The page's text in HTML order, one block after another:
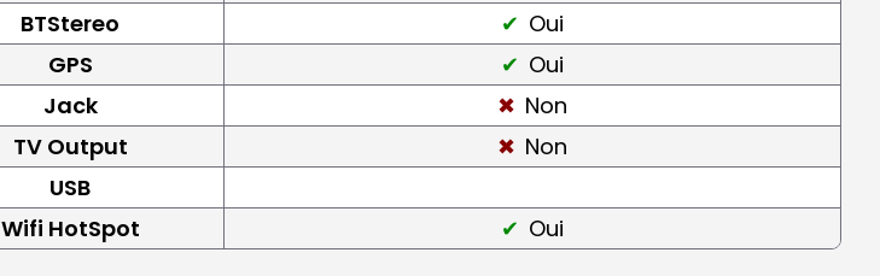
BTStereo
Oui
GPS
Oui
Jack
Non
TV Output
Non
USB
Wifi HotSpot Oui